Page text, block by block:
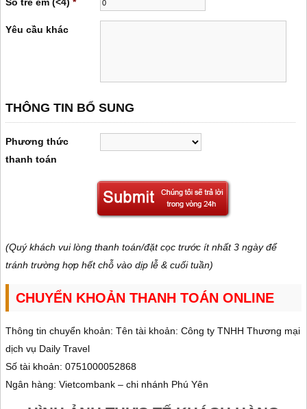
Số trẻ em (<4) *
Yêu cầu khác
THÔNG TIN BỔ SUNG
Phương thức
thanh toán
(Quý khách vui lòng thanh toán/đặt cọc trước ít nhất 3 ngày để
tránh trường hợp hết chỗ vào dịp lễ & cuối tuần)
CHUYỂN KHOẢN THANH TOÁN ONLINE
Thông tin chuyển khoản: Tên tài khoản: Công ty TNHH Thương mại
dịch vụ Daily Travel
Số tài khoản: 0751000052868
Ngân hàng: Vietcombank – chi nhánh Phú Yên